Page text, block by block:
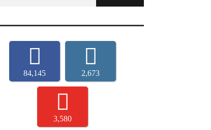
84,145 2,673
3,580